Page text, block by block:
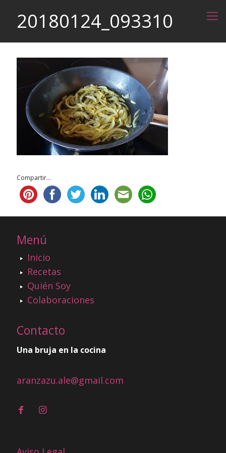
20180124_093310
Compartir...
Menú
Inicio
Recetas
Quién Soy
Colaboraciones
Contacto
Una bruja en la cocina
aranzazu.ale@gmail.com